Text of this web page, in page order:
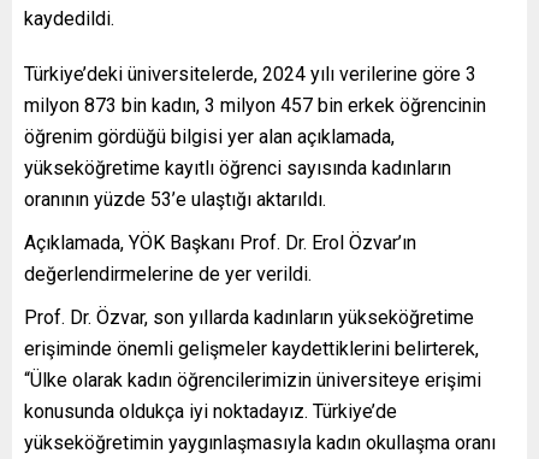
kaydedildi.
Türkiye’deki üniversitelerde, 2024 yılı verilerine göre 3
milyon 873 bin kadın, 3 milyon 457 bin erkek öğrencinin
öğrenim gördüğü bilgisi yer alan açıklamada,
yükseköğretime kayıtlı öğrenci sayısında kadınların
oranının yüzde 53’e ulaştığı aktarıldı.
Açıklamada, YÖK Başkanı Prof. Dr. Erol Özvar’ın
değerlendirmelerine de yer verildi.
Prof. Dr. Özvar, son yıllarda kadınların yükseköğretime
erişiminde önemli gelişmeler kaydettiklerini belirterek,
“Ülke olarak kadın öğrencilerimizin üniversiteye erişimi
konusunda oldukça iyi noktadayız. Türkiye’de
yükseköğretimin yaygınlaşmasıyla kadın okullaşma oranı